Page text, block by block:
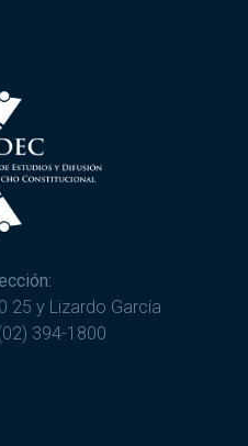
25 y Lizardo García
394-1800